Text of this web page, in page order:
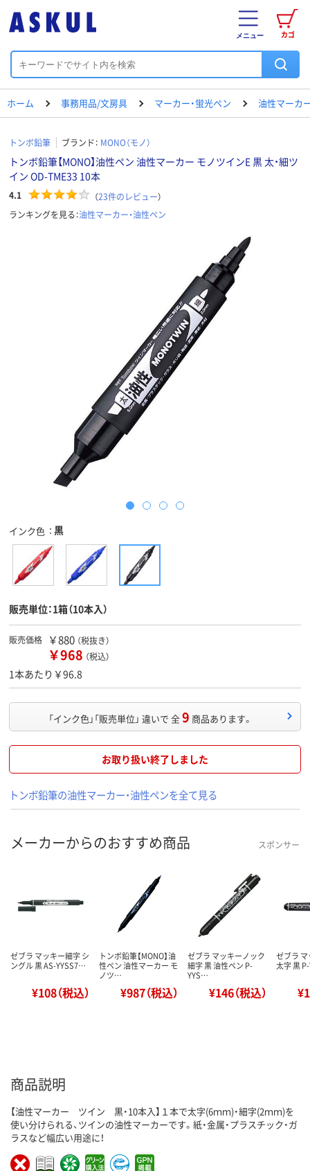
カゴ
メニュー
ホーム 事務用品/文房具 マーカー・蛍光ペン 油性マーカ
トンボ鉛筆 ブランド： MONO（モノ）
トンボ鉛筆【MONO】油性ペン 油性マーカー モノツインE 黒 太・細ツ
イン OD-TME33 10本
4.1 （23件のレビュー）
ランキングを見る：油性マーカー・油性ペン
インク色 黒
販売単位：1箱（10本入）
販売価格 ￥880 （税抜き）
￥968 （税込）
1本あたり￥96.8
「インク色」「販売単位」 違いで 全9 商品あります。
お取り扱い終了しました
トンボ鉛筆の油性マーカー・油性ペンを全て見る
メーカーからのおすすめ商品 スポンサー
ゼブラ マッキー細字 シ
ングル 黒 AS-YYSS7…
¥108（税込）
トンボ鉛筆【MONO】油
性ペン 油性マーカー モ
ノツ…
¥987（税込）
ゼブラ マッキーノック
細字 黒 油性ペン P-
YYS…
¥146（税込）
ゼブラ
太字 黒
商品説明
【油性マーカー ツイン 黒・10本入】１本で太字(6ｍｍ)・細字(2ｍｍ)を
使い分けられる、ツインの油性マーカーです。紙・金属・プラスチック・ガ
ラスなど幅広い用途に！